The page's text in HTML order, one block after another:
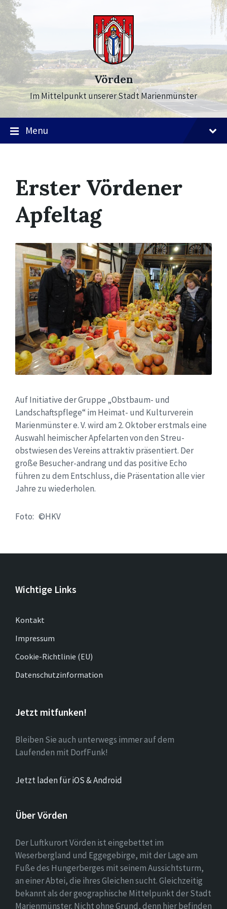
Skip
to
content
Skip
to
main
navigation
Skip
to
footer
Vörden
Im Mittelpunkt unserer Stadt Marienmünster
Menu
Erster Vördener
Apfeltag
Auf Initiative der Gruppe „Obstbaum- und
Landschaftspflege“ im Heimat- und Kulturverein
Marienmünster e. V. wird am 2. Oktober erstmals eine
Auswahl heimischer Apfelarten von den Streu-
obstwiesen des Vereins attraktiv präsentiert. Der
große Besucher-andrang und das positive Echo
führen zu dem Entschluss, die Präsentation alle vier
Jahre zu wiederholen.
Foto: ©HKV
Wichtige Links
Kontakt
Impressum
Cookie-Richtlinie (EU)
Datenschutzinformation
Jetzt mitfunken!
Bleiben Sie auch unterwegs immer auf dem
Laufenden mit DorfFunk!
Jetzt laden für iOS & Android
Über Vörden
Der Luftkurort Vörden ist eingebettet im
Weserbergland und Eggegebirge, mit der Lage am
Fuße des Hungerberges mit seinem Aussichtsturm,
an einer Abtei, die ihres Gleichen sucht. Gleichzeitig
bekannt als der geographische Mittelpunkt der Stadt
Marienmünster. Nicht ohne Grund, denn hier befinden